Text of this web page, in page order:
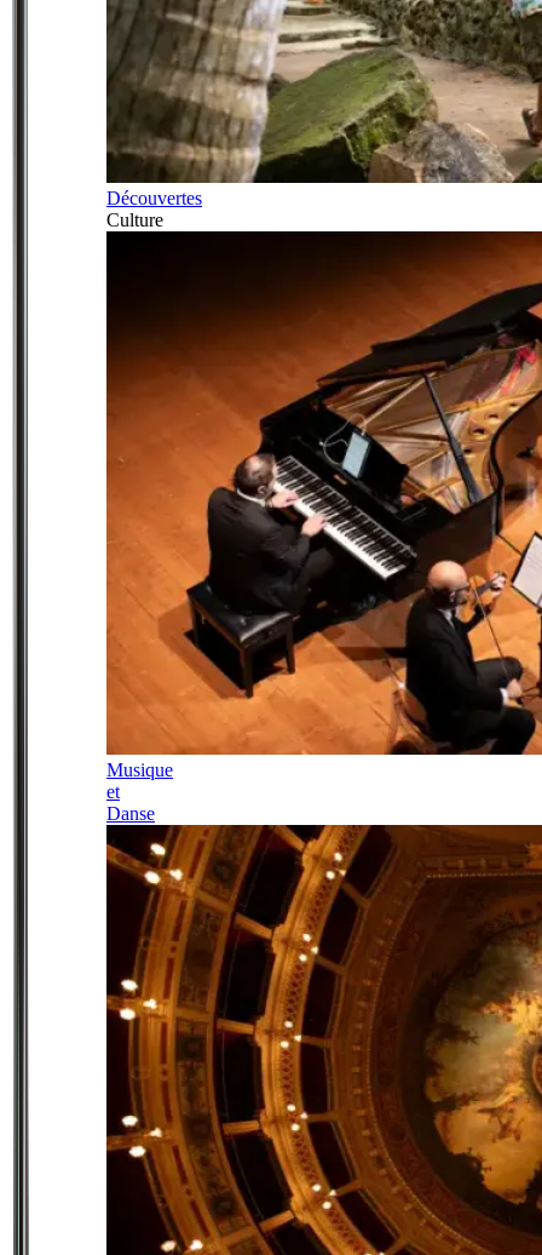
Découvertes
Culture
Musique
et
Danse